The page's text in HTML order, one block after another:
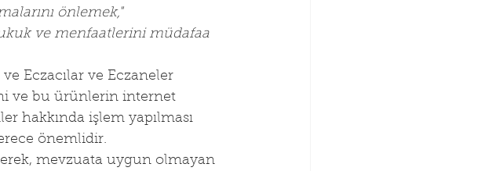
önlemek,"
ve menfaatlerini müdafaa
Eczacılar ve Eczaneler
ve bu ürünlerin internet
hakkında işlem yapılması
önemlidir.
mevzuata uygun olmayan